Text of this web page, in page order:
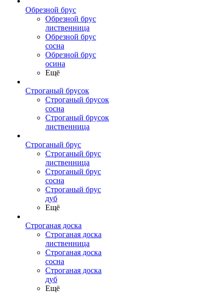
Обрезной брус
Обрезной брус
лиственница
Обрезной брус
сосна
Обрезной брус
осина
Ещё
Строганый брусок
Строганый брусок
сосна
Строганый брусок
лиственница
Строганый брус
Строганый брус
лиственница
Строганый брус
сосна
Строганый брус
дуб
Ещё
Строганая доска
Строганая доска
лиственница
Строганая доска
сосна
Строганая доска
дуб
Ещё